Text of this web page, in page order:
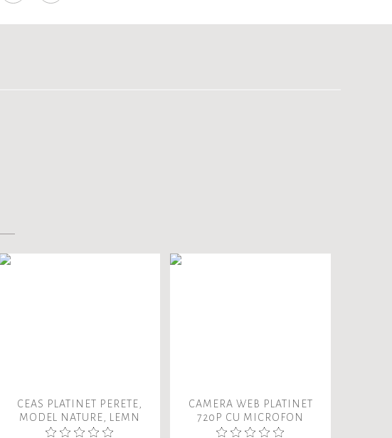
CEAS PLATINET PERETE,
MODEL NATURE, LEMN
CAMERA WEB PLATINET
720P CU MICROFON
DIGITAL, PCWC720, 45490,